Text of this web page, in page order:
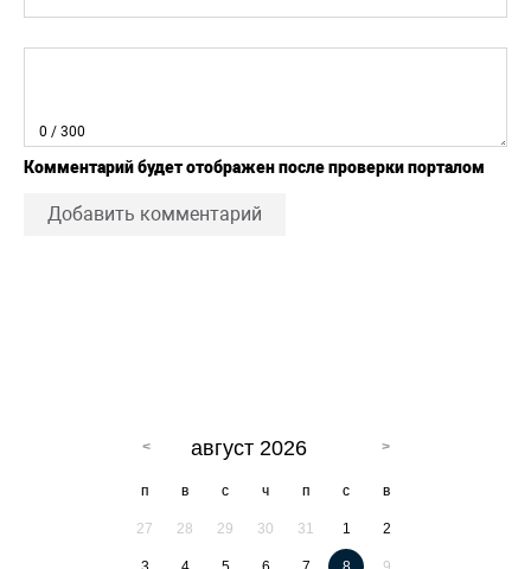
0 / 300
Комментарий будет отображен после проверки порталом
Добавить комментарий
август 2026
п в с ч п с в
27 28 29 30 31 1 2